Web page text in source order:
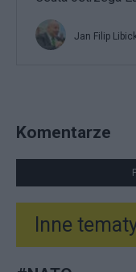
Jan Filip
Komentarze
Inne